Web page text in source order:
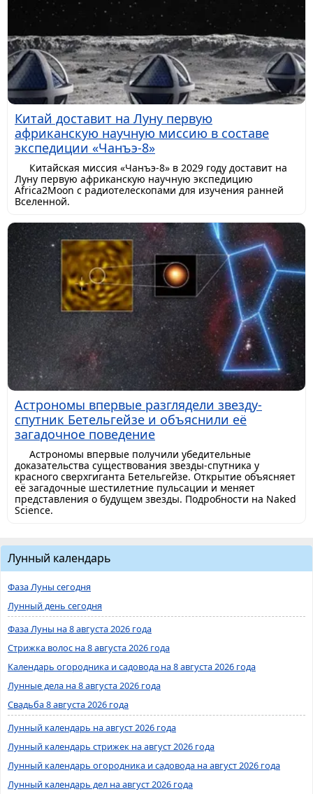
Китай доставит на Луну первую
африканскую научную миссию в составе
экспедиции «Чанъэ-8»
Китайская миссия «Чанъэ-8» в 2029 году доставит на
Луну первую африканскую научную экспедицию
Africa2Moon с радиотелескопами для изучения ранней
Вселенной.
Астрономы впервые разглядели звезду-
спутник Бетельгейзе и объяснили её
загадочное поведение
Астрономы впервые получили убедительные
доказательства существования звезды-спутника у
красного сверхгиганта Бетельгейзе. Открытие объясняет
её загадочные шестилетние пульсации и меняет
представления о будущем звезды. Подробности на Naked
Science.
Лунный календарь
Фаза Луны сегодня
Лунный день сегодня
Фаза Луны на 8 августа 2026 года
Стрижка волос на 8 августа 2026 года
Календарь огородника и садовода на 8 августа 2026 года
Лунные дела на 8 августа 2026 года
Свадьба 8 августа 2026 года
Лунный календарь на август 2026 года
Лунный календарь стрижек на август 2026 года
Лунный календарь огородника и садовода на август 2026 года
Лунный календарь дел на август 2026 года